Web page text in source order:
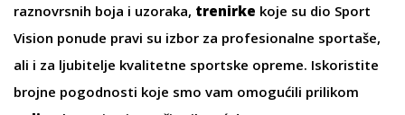
raznovrsnih boja i uzoraka, trenirke koje su dio Sport
Vision ponude pravi su izbor za profesionalne sportaše,
ali i za ljubitelje kvalitetne sportske opreme. Iskoristite
brojne pogodnosti koje smo vam omogućili prilikom